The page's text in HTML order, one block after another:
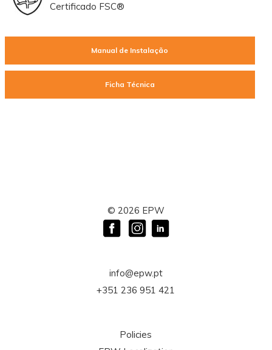
Certificado FSC®
Manual de Instalação
Ficha Técnica
© 2026 EPW
info@epw.pt
+351 236 951 421
Policies